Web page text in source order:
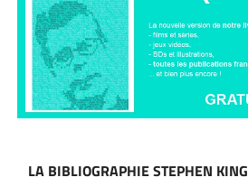
LA BIBLIOGRAPHIE STEPHEN KING